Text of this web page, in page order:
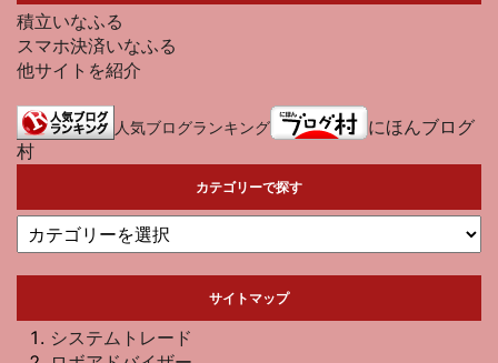
積立いなふる
スマホ決済いなふる
他サイトを紹介
人気ブログランキング
にほんブログ
村
カテゴリーで探す
サイトマップ
システムトレード